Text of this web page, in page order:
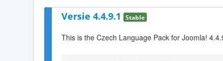
Versie 4.4.9.1 Stable
This is the Czech Language Pack for Joomla!